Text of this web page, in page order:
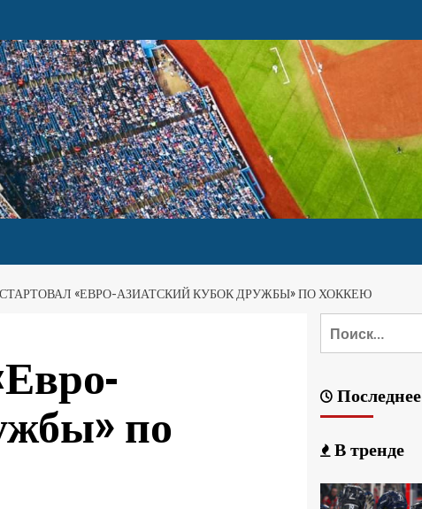
«ЕВРО-АЗИАТСКИЙ КУБОК ДРУЖБЫ» ПО ХОККЕЮ
по
Последнее
В тренде